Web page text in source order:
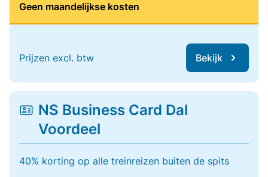
Geen maandelijkse kosten
Prijzen excl. btw Bekijk
NS Business Card Dal
Voordeel
40% korting op alle treinreizen buiten de spits